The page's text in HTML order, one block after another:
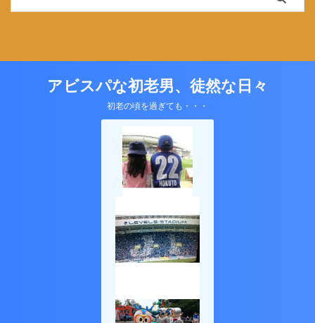
アビスパな初老男、徒然な日々
初老の頃を過ぎても・・・